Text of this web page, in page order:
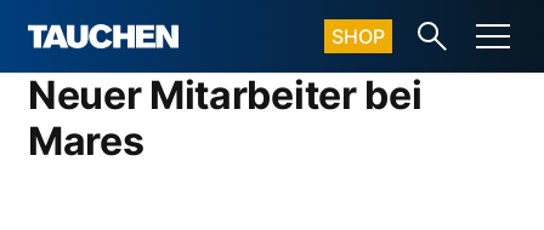
SHOP
Neuer Mitarbeiter bei
Mares